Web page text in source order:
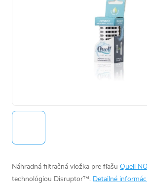
Náhradná filtračná vložka pre fľašu Quell
technológiou Disruptor™. Detailné